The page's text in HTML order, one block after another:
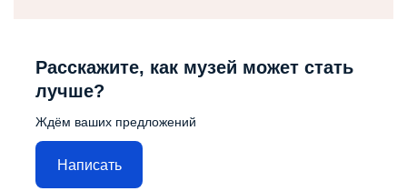
Расскажите, как музей может стать
лучше?
Ждём ваших предложений
Написать